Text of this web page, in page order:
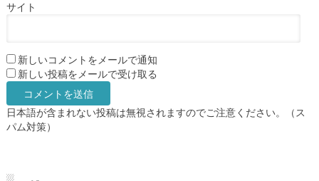
サイト
新しいコメントをメールで通知
新しい投稿をメールで受け取る
日本語が含まれない投稿は無視されますのでご注意ください。（ス
パム対策）